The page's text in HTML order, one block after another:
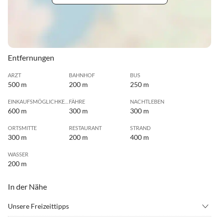
Entfernungen
ARZT
500 m
BAHNHOF
200 m
BUS
250 m
600 m
FÄHRE
300 m
NACHTLEBEN
300 m
ORTSMITTE
300 m
RESTAURANT
200 m
STRAND
400 m
WASSER
200 m
In der Nähe
Unsere Freizeittipps